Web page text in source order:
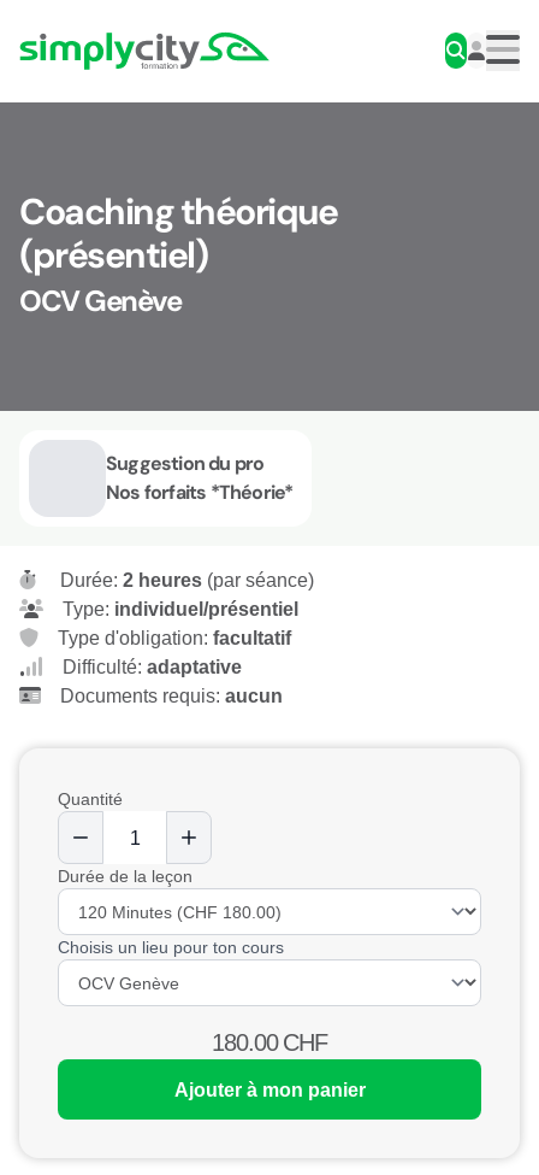
Simplycity
Coaching théorique
(présentiel)
OCV Genève
Suggestion du pro
Nos forfaits *Théorie*
Durée: 2 heures (par séance)
Type: individuel/présentiel
Type d'obligation: facultatif
Difficulté: adaptative
Documents requis: aucun
Quantité
Durée de la leçon
Choisis un lieu pour ton cours
180.00CHF
Ajouter à mon panier